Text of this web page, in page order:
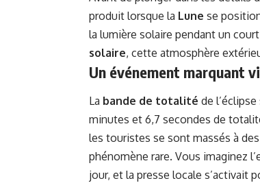
produit lorsque la Lune se
la lumière solaire pendant un
solaire, cette atmosphère
Un événement marquant
La bande de totalité de
minutes et 6,7 secondes de
les touristes se sont massés à
phénomène rare. Vous imaginez
jour, et la presse locale s’activait